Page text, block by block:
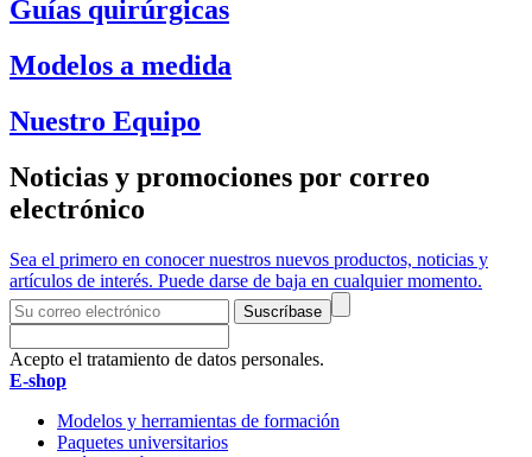
Guías quirúrgicas
Modelos a medida
Nuestro Equipo
Noticias y promociones por correo
electrónico
Sea el primero en conocer nuestros nuevos productos, noticias y
artículos de interés. Puede darse de baja en cualquier momento.
Suscríbase
Acepto el tratamiento de datos personales.
E-shop
Modelos y herramientas de formación
Paquetes universitarios